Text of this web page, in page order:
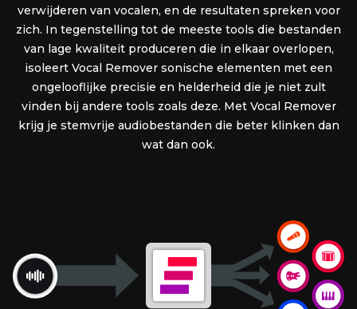
verwijderen van vocalen, en de resultaten spreken voor
zich. In tegenstelling tot de meeste tools die bestanden
van lage kwaliteit produceren die in elkaar overlopen,
isoleert Vocal Remover sonische elementen met een
ongelooflijke precisie en helderheid die je niet zult
vinden bij andere tools zoals deze. Met Vocal Remover
krijg je stemvrije audiobestanden die beter klinken dan
wat dan ook.